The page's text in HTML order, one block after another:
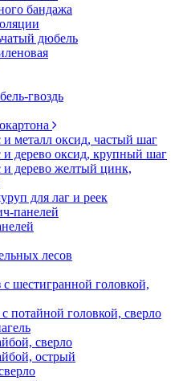
бандажа
дюбель
гвоздь
и металл оксид, частый шаг
и дерево оксид, крупный шаг
и дерево желтый цинк,
для лаг и реек
панелей
лесов
шестигранной головкой,
потайной головкой, сверло
сверло
острый